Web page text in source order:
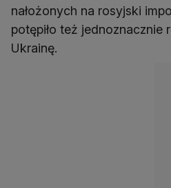
nałożonych na rosyjski
potępiło też jednoznacznie